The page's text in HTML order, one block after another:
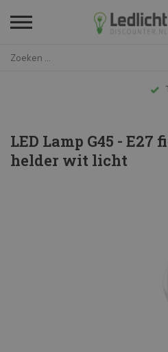
LED Lamp G45 -
helder wit licht